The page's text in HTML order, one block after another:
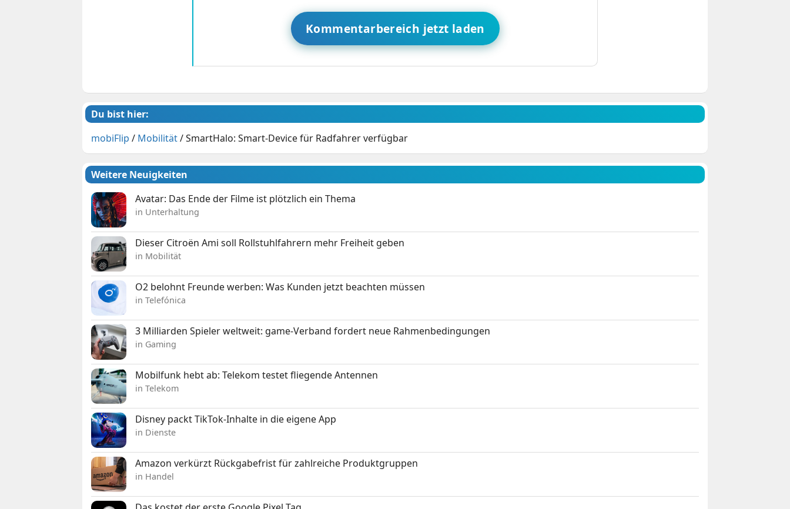
Kommentarbereich jetzt laden
Du bist hier:
mobiFlip / Mobilität/SmartHalo: Smart-Device für Radfahrer verfügbar
Weitere Neuigkeiten
Avatar: Das Ende der Filme ist plötzlich ein Thema
in Unterhaltung
Dieser Citroën Ami soll Rollstuhlfahrern mehr Freiheit geben
in Mobilität
O2 belohnt Freunde werben: Was Kunden jetzt beachten müssen
in Telefónica
3 Milliarden Spieler weltweit: game-Verband fordert neue Rahmenbedingungen
in Gaming
Mobilfunk hebt ab: Telekom testet fliegende Antennen
in Telekom
Disney packt TikTok-Inhalte in die eigene App
in Dienste
Amazon verkürzt Rückgabefrist für zahlreiche Produktgruppen
in Handel